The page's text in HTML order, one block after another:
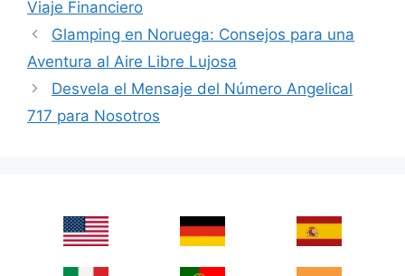
Viaje Financiero
Glamping en Noruega: Consejos para una
Aventura al Aire Libre Lujosa
Desvela el Mensaje del Número Angelical
717 para Nosotros